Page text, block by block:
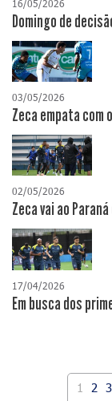
16/05/2026
Domingo de
03/05/2026
Zeca empata com
02/05/2026
Zeca vai ao
17/04/2026
​Em busca dos
1 2 3